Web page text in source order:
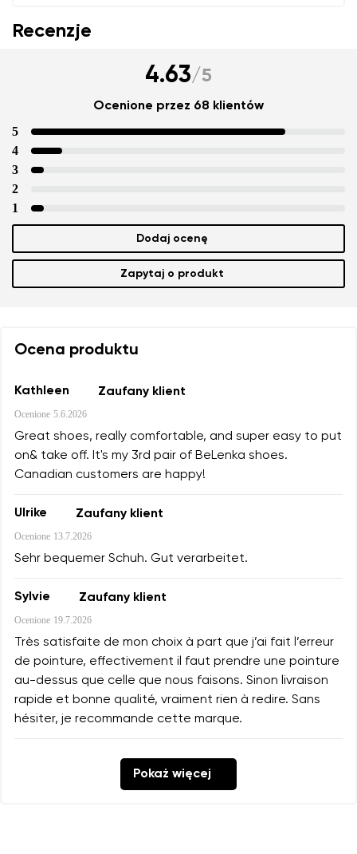
Recenzje
4.63/5
Ocenione przez 68 klientów
5
4
3
2
1
Dodaj ocenę
Zapytaj o produkt
Ocena produktu
Kathleen Zaufany klient
Ocenione 5.6.2026
Great shoes, really comfortable, and super easy to put
on& take off. It's my 3rd pair of BeLenka shoes.
Canadian customers are happy!
Ulrike Zaufany klient
Ocenione 13.7.2026
Sehr bequemer Schuh. Gut verarbeitet.
Sylvie Zaufany klient
Ocenione 19.7.2026
Très satisfaite de mon choix à part que j’ai fait l’erreur
de pointure, effectivement il faut prendre une pointure
au-dessus que celle que nous faisons. Sinon livraison
rapide et bonne qualité, vraiment rien à redire. Sans
hésiter, je recommande cette marque.
Pokaż więcej